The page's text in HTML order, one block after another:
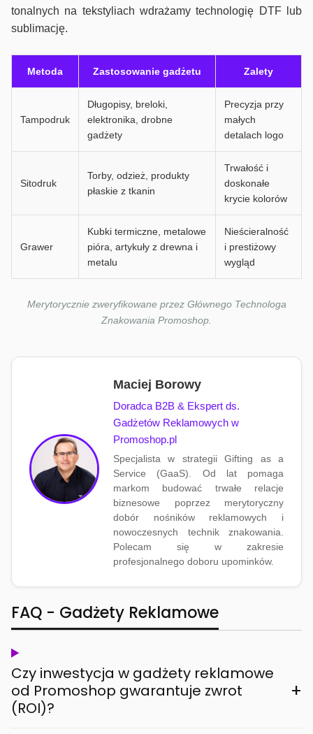
tonalnych na tekstyliach wdrażamy technologię DTF lub
sublimację.
Metoda Zastosowanie gadżetu Zalety
Tampodruk
Długopisy, breloki,
elektronika, drobne
gadżety
Precyzja przy
małych
detalach logo
Sitodruk
Torby, odzież, produkty
płaskie z tkanin
Trwałość i
doskonałe
krycie kolorów
Grawer
Kubki termiczne, metalowe
pióra, artykuły z drewna i
metalu
Nieścieralność
i prestiżowy
wygląd
Merytorycznie zweryfikowane przez Głównego Technologa
Znakowania Promoshop.
Maciej Borowy
Doradca B2B & Ekspert ds.
Gadżetów Reklamowych w
Promoshop.pl
Specjalista w strategii Gifting as a
Service (GaaS). Od lat pomaga
markom budować trwałe relacje
biznesowe poprzez merytoryczny
dobór nośników reklamowych i
nowoczesnych technik znakowania.
Polecam się w zakresie
profesjonalnego doboru upominków.
FAQ - Gadżety Reklamowe
Czy inwestycja w gadżety reklamowe
od Promoshop gwarantuje zwrot
(ROI)?
+